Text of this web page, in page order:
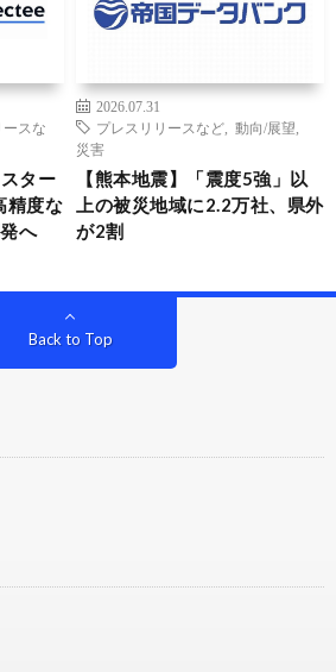
ースな
ター
精度な
へ
2026.07.31
プレスリリースなど
動向/展望
災害
【熊本地震】「震度5強」以
上の被災地域に2.2万社、県外
が2割
Back to Top